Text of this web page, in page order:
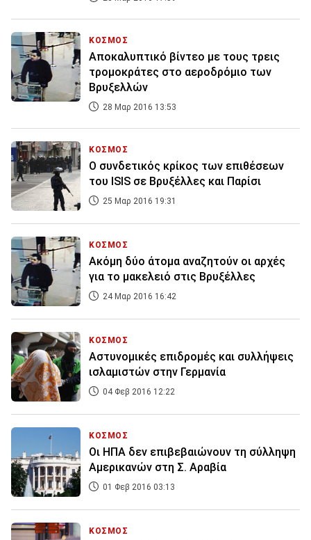
ΚΟΣΜΟΣ
Αποκαλυπτικό βίντεο με τους τρεις
τρομοκράτες στο αεροδρόμιο των
Βρυξελλών
28 Μαρ 2016 13:53
ΚΟΣΜΟΣ
Ο συνδετικός κρίκος των επιθέσεων
του ISIS σε Βρυξέλλες και Παρίσι
25 Μαρ 2016 19:31
ΚΟΣΜΟΣ
Ακόμη δύο άτομα αναζητούν οι αρχές
για το μακελειό στις Βρυξέλλες
24 Μαρ 2016 16:42
ΚΟΣΜΟΣ
Αστυνομικές επιδρομές και συλλήψεις
ισλαμιστών στην Γερμανία
04 Φεβ 2016 12:22
ΚΟΣΜΟΣ
Οι ΗΠΑ δεν επιβεβαιώνουν τη σύλληψη
Αμερικανών στη Σ. Αραβία
01 Φεβ 2016 03:13
ΚΟΣΜΟΣ